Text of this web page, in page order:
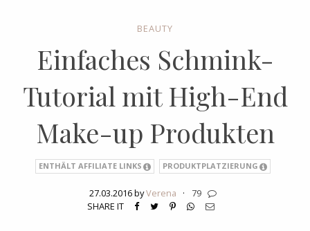
BEAUTY
Einfaches Schmink-
Tutorial mit High-End
Make-up Produkten
ENTHÄLT AFFILIATE LINKS PRODUKTPLATZIERUNG
27.03.2016 byVerena ·
79
SHARE IT